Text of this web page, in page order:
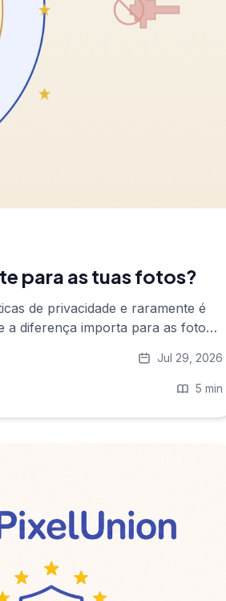
para as tuas fotos?
de privacidade e raramente é
a diferença importa para as fotos
Jul 29, 2026
5 min